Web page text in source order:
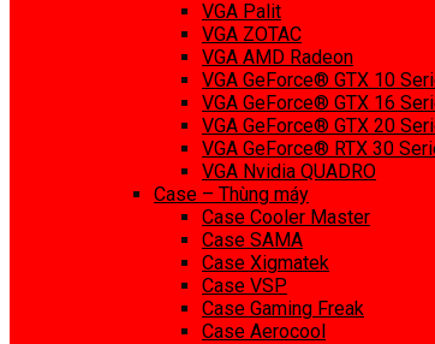
VGA Palit
VGA ZOTAC
VGA AMD Radeon
VGA GeForce® GTX 10
VGA GeForce® GTX 16
VGA GeForce® GTX 20
VGA GeForce® RTX 30
VGA Nvidia QUADRO
Case – Thùng máy
Case Cooler Master
Case SAMA
Case Xigmatek
Case VSP
Case Gaming Freak
Case Aerocool